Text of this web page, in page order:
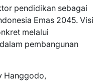
pendidikan sebagai
Emas 2045. Visi
melalui
pembangunan
Hanggodo,